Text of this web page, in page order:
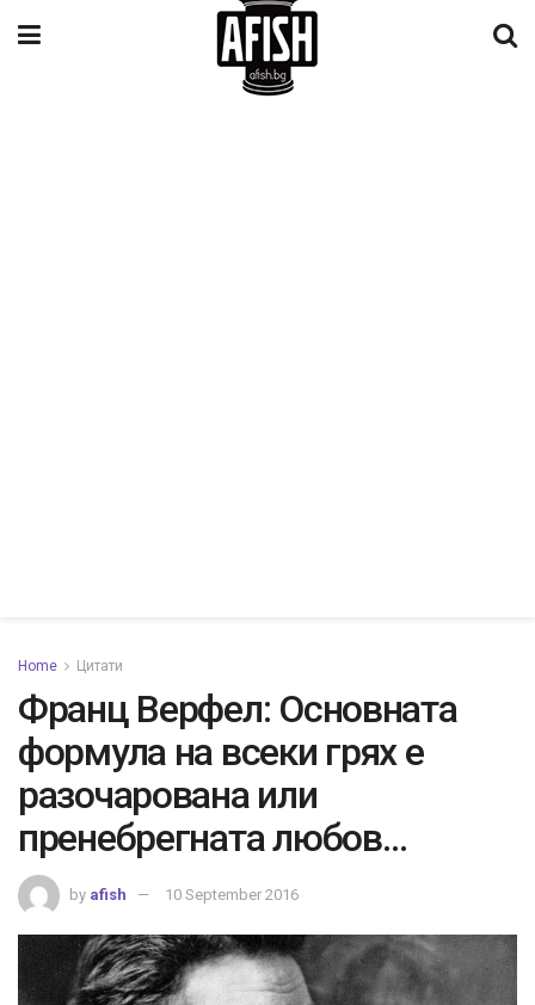
Home Цитати
Франц Верфел: Основната
формула на всеки грях е
разочарована или
пренебрегната любов…
by afish 10 September 2016